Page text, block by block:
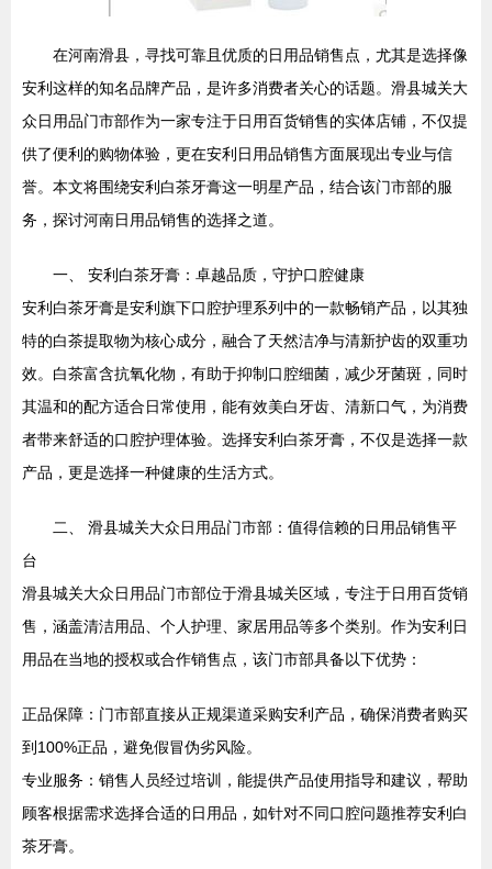
在河南滑县，寻找可靠且优质的日用品销售点，尤其是选择像
安利这样的知名品牌产品，是许多消费者关心的话题。滑县城关大
众日用品门市部作为一家专注于日用百货销售的实体店铺，不仅提
供了便利的购物体验，更在安利日用品销售方面展现出专业与信
誉。本文将围绕安利白茶牙膏这一明星产品，结合该门市部的服
务，探讨河南日用品销售的选择之道。
一、 安利白茶牙膏：卓越品质，守护口腔健康
安利白茶牙膏是安利旗下口腔护理系列中的一款畅销产品，以其独
特的白茶提取物为核心成分，融合了天然洁净与清新护齿的双重功
效。白茶富含抗氧化物，有助于抑制口腔细菌，减少牙菌斑，同时
其温和的配方适合日常使用，能有效美白牙齿、清新口气，为消费
者带来舒适的口腔护理体验。选择安利白茶牙膏，不仅是选择一款
产品，更是选择一种健康的生活方式。
二、 滑县城关大众日用品门市部：值得信赖的日用品销售平
台
滑县城关大众日用品门市部位于滑县城关区域，专注于日用百货销
售，涵盖清洁用品、个人护理、家居用品等多个类别。作为安利日
用品在当地的授权或合作销售点，该门市部具备以下优势：
正品保障：门市部直接从正规渠道采购安利产品，确保消费者购买
到100%正品，避免假冒伪劣风险。
专业服务：销售人员经过培训，能提供产品使用指导和建议，帮助
顾客根据需求选择合适的日用品，如针对不同口腔问题推荐安利白
茶牙膏。